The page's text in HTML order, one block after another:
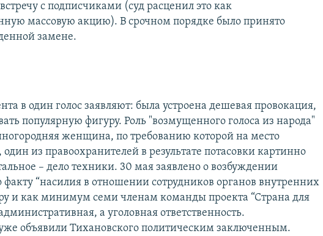
с подписчиками (суд расценил это как
массовую акцию). В срочном порядке было принято
замене.
в один голос заявляют: была устроена дешевая провокация,
популярную фигуру. Роль "возмущенного голоса из народа"
женщина, по требованию которой на место
из правоохранителей в результате потасовки картинно
– дело техники. 30 мая заявлено о возбуждении
факту “насилия в отношении сотрудников органов внутренних
и как минимум семи членам команды проекта “Страна для
а уголовная ответственность.
объявили Тихановского политическим заключенным.